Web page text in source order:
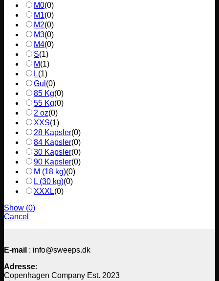
M0(0)
M1(0)
M2(0)
M3(0)
M4(0)
S(1)
M(1)
L(1)
Gul (0)
85 Kg(0)
55 Kg(0)
2 oz(0)
XXS(1)
28 Kapsler(0)
84 Kapsler(0)
30 Kapsler(0)
90 Kapsler(0)
M (18 kg)(0)
L (30 kg)(0)
XXXL(0)
Show (0)
Cancel
E-mail : info@sweeps.dk
Adresse:
Copenhagen Company Est. 2023